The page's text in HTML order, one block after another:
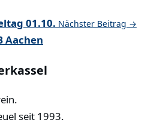
01.10. Nächster Beitrag →
Aachen
seit 1993.